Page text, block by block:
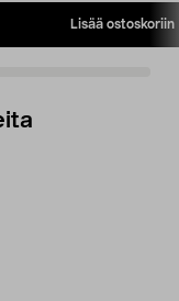
Lisää ostoskoriin